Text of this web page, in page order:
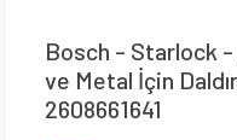
Bosch - Starlock -
ve Metal İçin
2608661641